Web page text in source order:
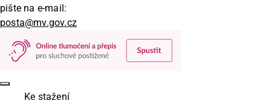
pište na e-mail:
posta@mv.gov.cz
Ke stažení